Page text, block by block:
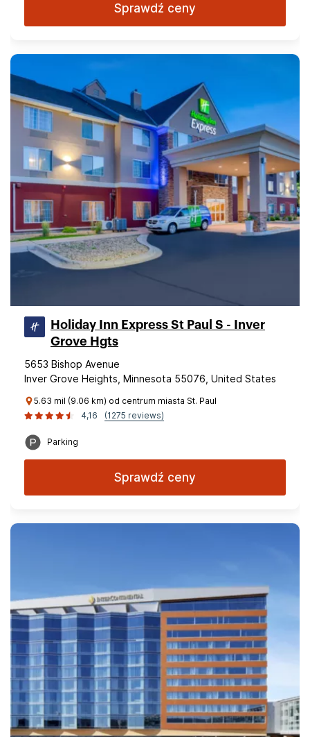
Sprawdź ceny
Holiday Inn Express St Paul S - Inver
Grove Hgts
5653 Bishop Avenue
Inver Grove Heights, Minnesota 55076, United States
5.63 mil (9.06 km) od centrum miasta St. Paul
4,16
(1275 reviews)
Parking
Sprawdź ceny